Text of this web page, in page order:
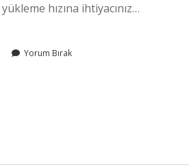
hızına ihtiyacınız…
Yorum Bırak